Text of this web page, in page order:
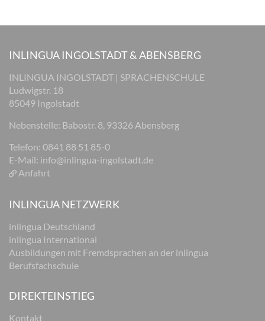
INLINGUA INGOLSTADT & ABENSBERG
INLINGUA INGOLSTADT | SPRACHENSCHULE
Ludwigstr. 18
85049 Ingolstadt
Nebenstelle: Babostr. 8, 93326 Abensberg
Telefon: 0841 88 51 85-0
E-Mail: info@inlingua-ingolstadt.de
Anfahrt
INLINGUA NETZWERK
inlingua Deutschland
inlingua International
Ausbildungen mit Fremdsprachen an der inlingua
Berufsfachschule
DIREKTEINSTIEG
Kontakt